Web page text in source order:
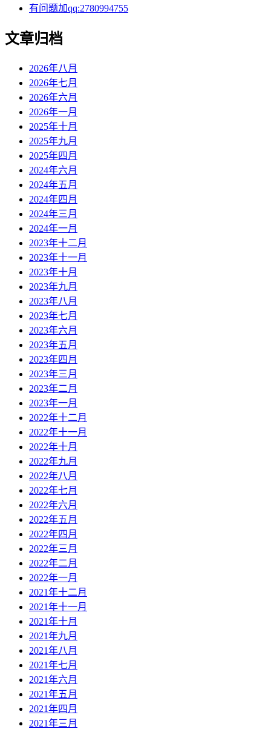
有问题加qq:2780994755
文章归档
2026年八月
2026年七月
2026年六月
2026年一月
2025年十月
2025年九月
2025年四月
2024年六月
2024年五月
2024年四月
2024年三月
2024年一月
2023年十二月
2023年十一月
2023年十月
2023年九月
2023年八月
2023年七月
2023年六月
2023年五月
2023年四月
2023年三月
2023年二月
2023年一月
2022年十二月
2022年十一月
2022年十月
2022年九月
2022年八月
2022年七月
2022年六月
2022年五月
2022年四月
2022年三月
2022年二月
2022年一月
2021年十二月
2021年十一月
2021年十月
2021年九月
2021年八月
2021年七月
2021年六月
2021年五月
2021年四月
2021年三月